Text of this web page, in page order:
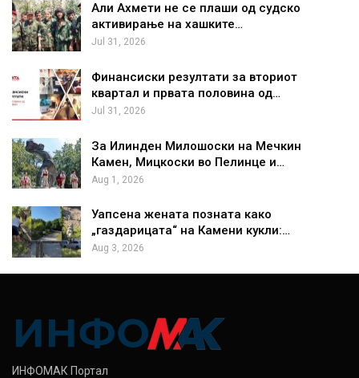
Али Ахмети не се плаши од судско
активирање на хашките…
Jul 31, 2026
Финансиски резултати за вториот
квартал и првата половина од…
Jul 31, 2026
За Илинден Милошоски на Мечкин
Камен, Мицкоски во Пелинце и…
Aug 1, 2026
Уапсена жената позната како
„газдарицата“ на Камени кукли:…
Aug 3, 2026
ИНФОМАК Портал